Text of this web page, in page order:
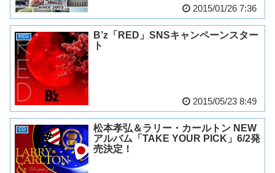
2015/01/26 7:36
RED
B’z「RED」SNSキャンペーンスター
ト
2015/05/23 8:49
CD
松本孝弘＆ラリー・カールトン NEW
アルバム「TAKE YOUR PICK」6/2発
売決定！